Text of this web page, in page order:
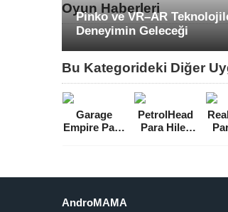
Oyun Haberleri
Pinko ve VR–AR
Deneyimin Geleceği
Bu Kategorideki Diğer
Garage
Empire Para
PetrolHead
Para Hileli
AndroMAMA